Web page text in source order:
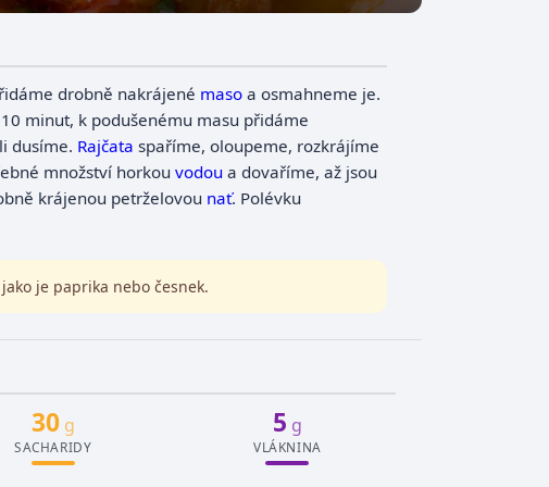
drobně nakrájené masoa osmahneme je.
minut, k podušenému masu přidáme
dusíme. Rajčata spaříme, oloupeme, rozkrájíme
množství horkou vodou a dovaříme, až jsou
krájenou petrželovou nať. Polévku
je paprika nebo česnek.
30g
SACHARIDY
5 g
VLÁKNINA